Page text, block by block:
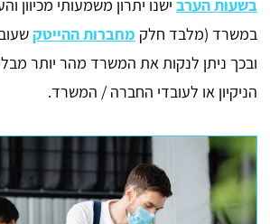
בשעות הערב ישנו יתרון משמעותי מכיוון
במשרד (מלבד חלק מחברות ההייטק
ובכך ניתן לנקות את המשרד מהר יותר
הניקיון או לעובדי החברה / המשרד.